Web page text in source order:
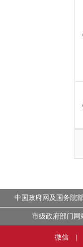
中国政府网及国务院
市级政府部门网
微信